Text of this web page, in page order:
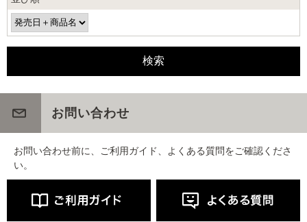
お問い合わせ
お問い合わせ前に、ご利用ガイド、よくある質問をご確認くださ
い。